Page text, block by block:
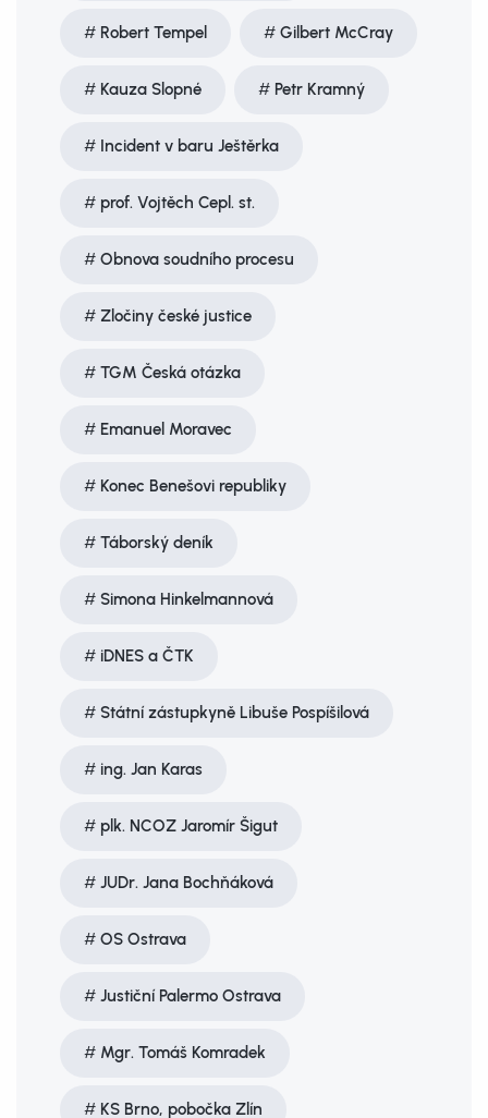
Robert Tempel Gilbert McCray
Kauza Slopné Petr Kramný
Incident v baru Ještěrka
prof. Vojtěch Cepl. st.
Obnova soudního procesu
Zločiny české justice
TGM Česká otázka
Emanuel Moravec
Konec Benešovi republiky
Táborský deník
Simona Hinkelmannová
iDNES a ČTK
Státní zástupkyně Libuše Pospíšilová
ing. Jan Karas
plk. NCOZ Jaromír Šigut
JUDr. Jana Bochňáková
OS Ostrava
Justiční Palermo Ostrava
Mgr. Tomáš Komradek
KS Brno, pobočka Zlín